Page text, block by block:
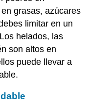
grasas, azúcares
limitar en un
helados, las
son altos en
puede llevar a